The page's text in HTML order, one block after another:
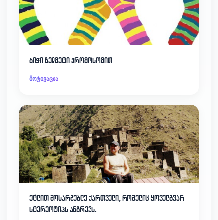
ბიჭი ზედმეტი ქრომოსომით
მოტივაცია
ეტლით მოსარგებლე ქართველი, რომელიც ყოველგვარ
სტერეოტიპს ანგრევს.